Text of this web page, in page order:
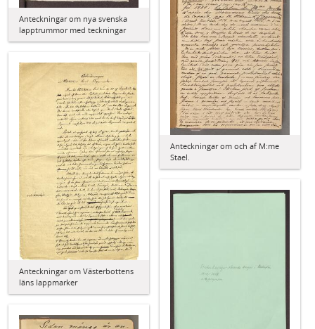
Anteckningar om nya svenska
lapptrummor med teckningar
Anteckningar om och af M:me
Stael.
Anteckningar om Västerbottens
läns lappmarker